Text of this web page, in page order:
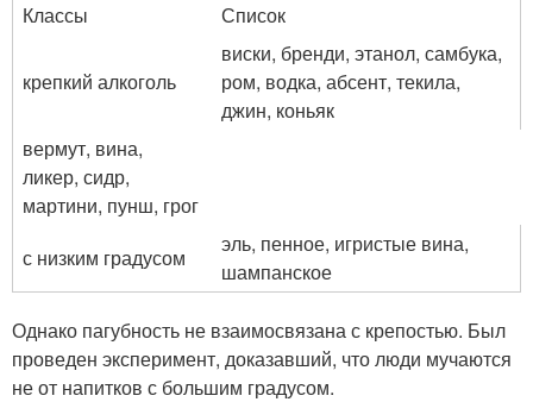
Классы
Список
крепкий алкоголь
виски, бренди, этанол, самбука,
ром, водка, абсент, текила,
джин, коньяк
вермут, вина,
ликер, сидр,
мартини, пунш, грог
с низким градусом
эль, пенное, игристые вина,
шампанское
Однако пагубность не взаимосвязана с крепостью. Был
проведен эксперимент, доказавший, что люди мучаются
не от напитков с большим градусом.